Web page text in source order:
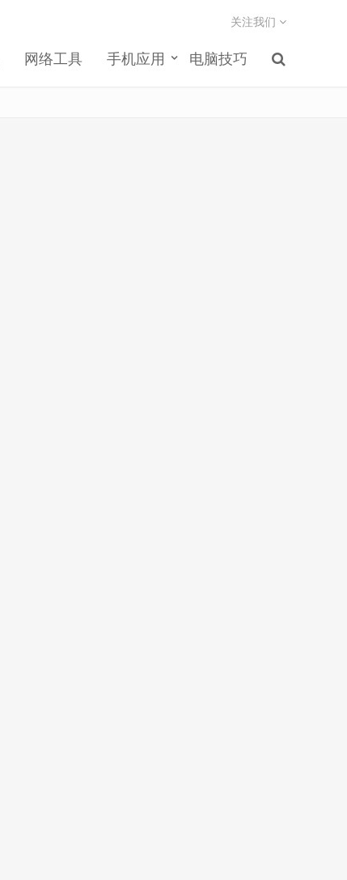
网络工具 手机应用 电脑技巧
关注我们